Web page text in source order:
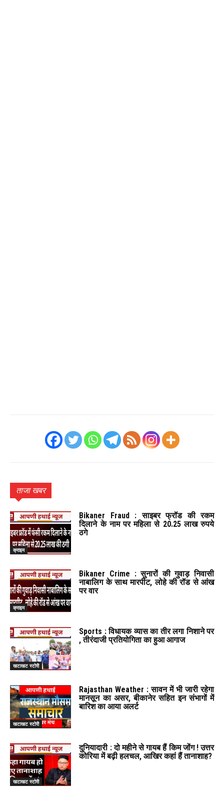
ताजा खबर
क्राइम
Bikaner Fraud : साइबर फ्रॉड की रकम
दिलाने के नाम पर महिला से 20.25 लाख रुपये
ठगे
क्राइम
Bikaner Crime : सुनारों की गुवाड़ निवासी
नाबालिग के साथ मारपीट, लोहे की रॉड से आंख
पर वार
खटाखट स्टोरी
Sports : विधायक व्यास का तीर लगा निशाने पर
, तीरंदाजी प्रतियोगिता का हुआ आगाज
खटाखट स्टोरी
Rajasthan Weather : सावन में भी जारी रहेगा
मानसून का असर, बीकानेर सहित इन संभागों में
बारिश का आया अलर्ट
खटाखट स्टोरी
दुनियादारी : दो महीने से गायब हैं किम जोंग ! उत्तर
कोरिया में बढ़ी हलचल, आखिर कहां हैं तानाशाह?